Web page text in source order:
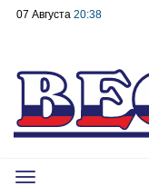
07 Августа 20:38
Toggle